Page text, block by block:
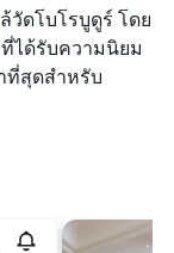
วัดโบโรบูดูร์ โดย
ได้รับความนิยม
ที่สุดสำหรับ